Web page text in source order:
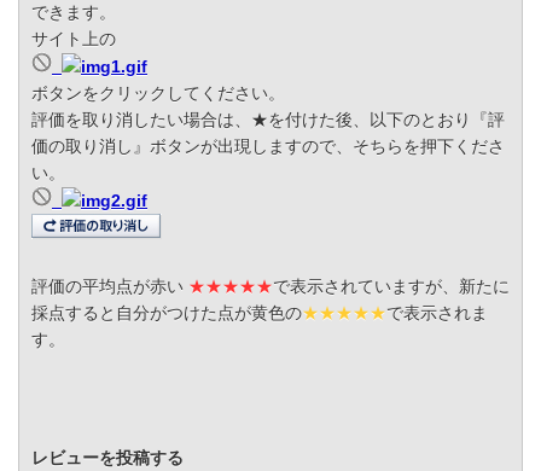
できます。
サイト上の
ボタンをクリックしてください。
評価を取り消したい場合は、★を付けた後、以下のとおり『評
価の取り消し』ボタンが出現しますので、そちらを押下くださ
い。
評価の平均点が赤い ★★★★★で表示されていますが、新たに
採点すると自分がつけた点が黄色の★★★★★で表示されま
す。
レビューを投稿する